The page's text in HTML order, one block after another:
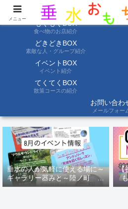
ようこそ垂水おもちゃ箱へ。垂水の情報を
もぐもぐBOX
食べ物のお店紹介
どきどきBOX
素敵な人・グループ紹介
イベントBOX
イベント紹介
てくてくBOX
散策コースの紹介
お問い合わ
メールフォー
垂水の人が気軽に使える場に～
ギャラリー器みと～陸ノ町 ８
月のイベント情報
【
ア
メニュー